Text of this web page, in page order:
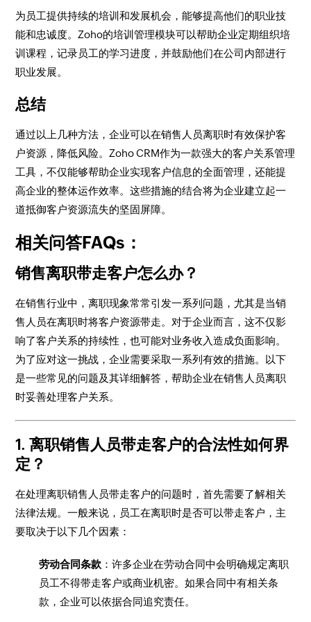
为员工提供持续的培训和发展机会，能够提高他们的职业技
能和忠诚度。Zoho的培训管理模块可以帮助企业定期组织培
训课程，记录员工的学习进度，并鼓励他们在公司内部进行
职业发展。
总结
通过以上几种方法，企业可以在销售人员离职时有效保护客
户资源，降低风险。Zoho CRM作为一款强大的客户关系管理
工具，不仅能够帮助企业实现客户信息的全面管理，还能提
高企业的整体运作效率。这些措施的结合将为企业建立起一
道抵御客户资源流失的坚固屏障。
相关问答FAQs：
销售离职带走客户怎么办？
在销售行业中，离职现象常常引发一系列问题，尤其是当销
售人员在离职时将客户资源带走。对于企业而言，这不仅影
响了客户关系的持续性，也可能对业务收入造成负面影响。
为了应对这一挑战，企业需要采取一系列有效的措施。以下
是一些常见的问题及其详细解答，帮助企业在销售人员离职
时妥善处理客户关系。
1. 离职销售人员带走客户的合法性如何界
定？
在处理离职销售人员带走客户的问题时，首先需要了解相关
法律法规。一般来说，员工在离职时是否可以带走客户，主
要取决于以下几个因素：
劳动合同条款 ：许多企业在劳动合同中会明确规定离职
员工不得带走客户或商业机密。如果合同中有相关条
款，企业可以依据合同追究责任。